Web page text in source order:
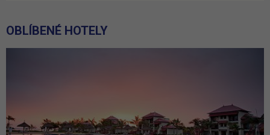
OBLÍBENÉ HOTELY